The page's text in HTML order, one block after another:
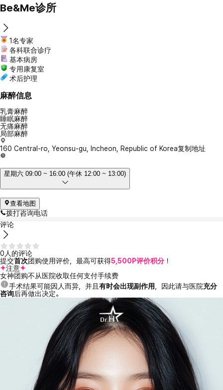
Be&Me诊所
1名专家
各科联合诊疗
基本病房
专用康复室
术后护理
麻醉信息
乳膏麻醉
睡眠麻醉
无痛麻醉
局部麻醉
160 Central-ro, Yeonsu-gu, Incheon, Republic of Korea复制地址
星期六 09:00 ~ 16:00 (午休 12:00 ~ 13:00)
查看地图
拨打咨询电话
评论
0人的评论
提交首次团购使用评价，最高可获得5,500P评价积分 ！
注意
女神团购不从医院收取任何支付手续费
手术结果可能因人而异，并且 有时会出现副作用 ，因此请与医院充分
咨询后再做出决定。